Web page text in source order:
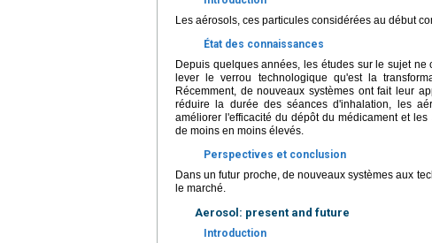
Les aérosols, ces particules considérées au début
État des connaissances
Depuis quelques années, les études sur le sujet
lever le verrou technologique qu'est la
Récemment, de nouveaux systèmes ont fait leur
réduire la durée des séances d'inhalation, les
améliorer l'efficacité du dépôt du médicament et
de moins en moins élevés.
Perspectives et conclusion
Dans un futur proche, de nouveaux systèmes aux
le marché.
Aerosol: present and future
Introduction